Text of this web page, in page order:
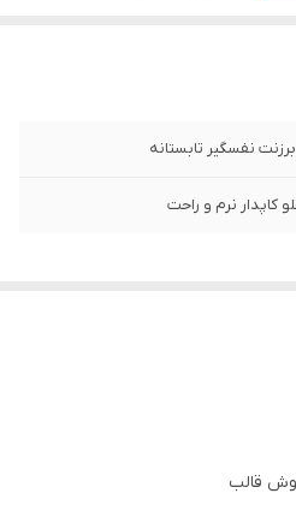
نفسگیر تابستانه
کاپدار نرم و راحت
قالب